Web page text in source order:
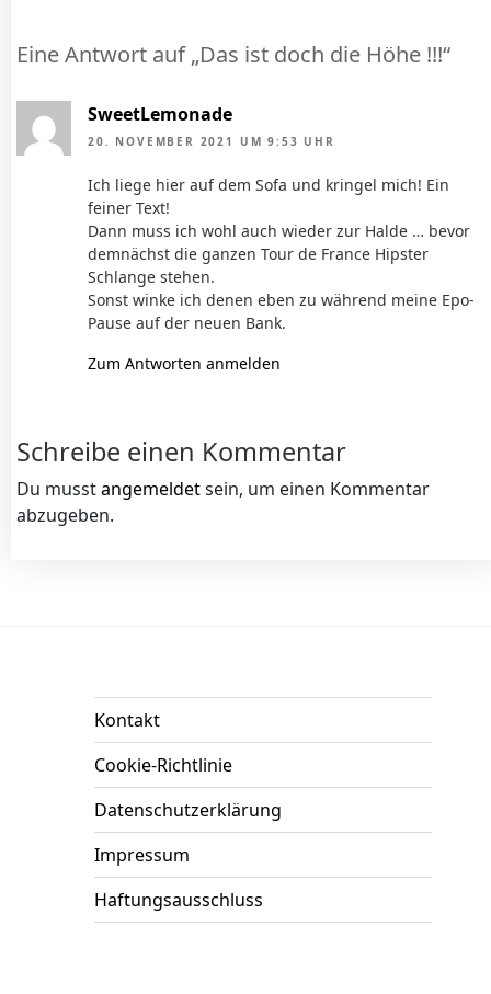
Eine Antwort auf „Das ist doch die Höhe !!!“
SweetLemonade
20. NOVEMBER 2021 UM 9:53 UHR
Ich liege hier auf dem Sofa und kringel mich! Ein
feiner Text!
Dann muss ich wohl auch wieder zur Halde … bevor
demnächst die ganzen Tour de France Hipster
Schlange stehen.
Sonst winke ich denen eben zu während meine Epo-
Pause auf der neuen Bank.
Zum Antworten anmelden
Schreibe einen Kommentar
Du musstangemeldetsein, um einen Kommentar
abzugeben.
Kontakt
Cookie-Richtlinie
Datenschutzerklärung
Impressum
Haftungsausschluss